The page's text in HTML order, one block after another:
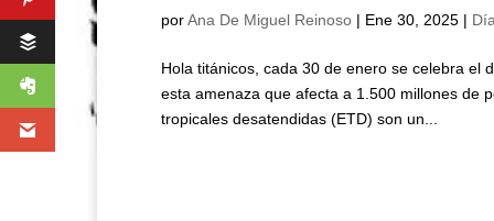
porAna De Miguel Reinoso | Ene 30, 2025 |
Hola titánicos, cada 30 de enero se celebra el
esta amenaza que afecta a 1.500 millones de
tropicales desatendidas (ETD) son un...